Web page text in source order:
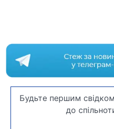
Будьте першим
до